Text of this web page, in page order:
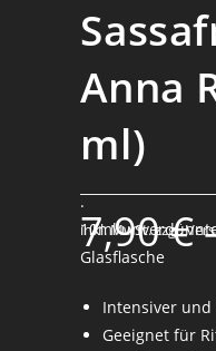
Anna
ml)
7,90€
inkl. MwSt. zzgl.
.
10ml
Glasflasche
Intensiver
Geeignet für